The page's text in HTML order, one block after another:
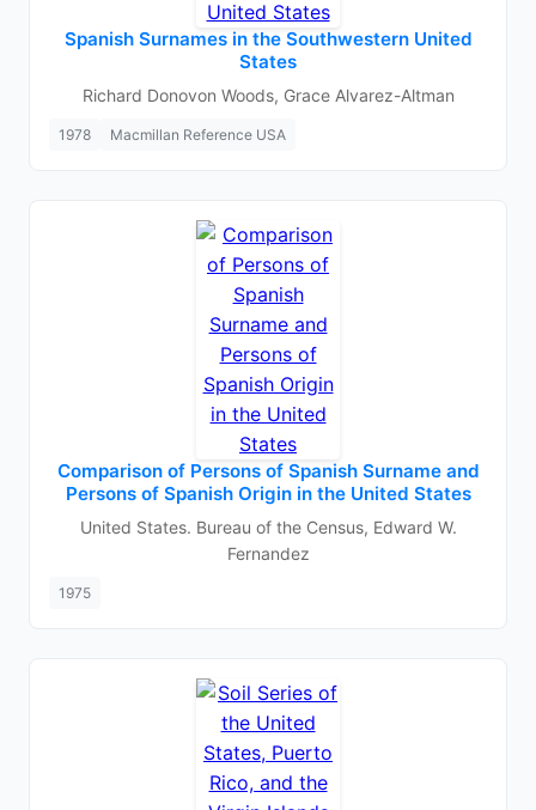
Spanish Surnames in the Southwestern United
States
Richard Donovon Woods, Grace Alvarez-Altman
1978 Macmillan Reference USA
Comparison of Persons of Spanish Surname and
Persons of Spanish Origin in the United States
United States. Bureau of the Census, Edward W.
Fernandez
1975